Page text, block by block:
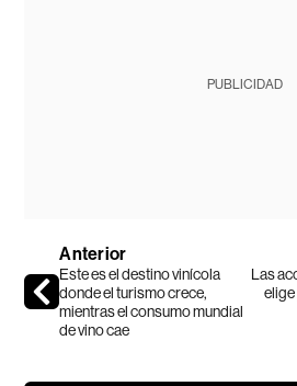
PUBLICIDAD
Anterior
Este es el destino vinícola
donde el turismo crece,
mientras el consumo mundial
de vino cae
Las
elige